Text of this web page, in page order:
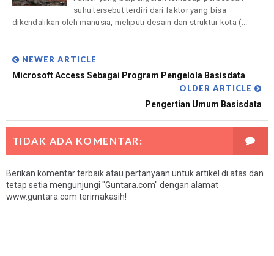
suhu tersebut terdiri dari faktor yang bisa
dikendalikan oleh manusia, meliputi desain dan struktur kota (...
NEWER ARTICLE
Microsoft Access Sebagai Program Pengelola Basisdata
OLDER ARTICLE
Pengertian Umum Basisdata
TIDAK ADA KOMENTAR:
Berikan komentar terbaik atau pertanyaan untuk artikel di atas dan
tetap setia mengunjungi "Guntara.com" dengan alamat
www.guntara.com terimakasih!